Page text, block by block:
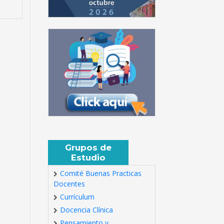
Grupos de
Estudio
Comité Buenas Practicas
Docentes
Currículum
Docencia Clínica